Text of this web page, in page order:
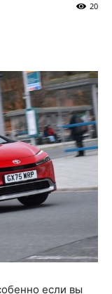
20
если вы